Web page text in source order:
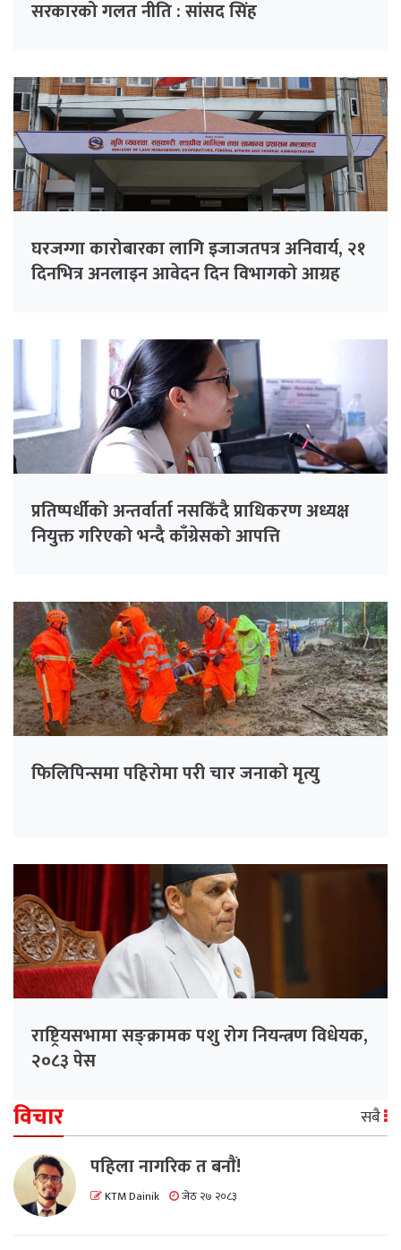
सरकारको गलत नीति : सांसद सिंह
घरजग्गा कारोबारका लागि इजाजतपत्र अनिवार्य, २१
दिनभित्र अनलाइन आवेदन दिन विभागको आग्रह
प्रतिष्पर्धीको अन्तर्वार्ता नसकिँदै प्राधिकरण अध्यक्ष
नियुक्त गरिएको भन्दै काँग्रेसको आपत्ति
फिलिपिन्समा पहिरोमा परी चार जनाको मृत्यु
राष्ट्रियसभामा सङ्क्रामक पशु रोग नियन्त्रण विधेयक,
२०८३ पेस
विचार सबै
पहिला नागरिक त बनाैं!
KTM Dainik जेठ २७ २०८३